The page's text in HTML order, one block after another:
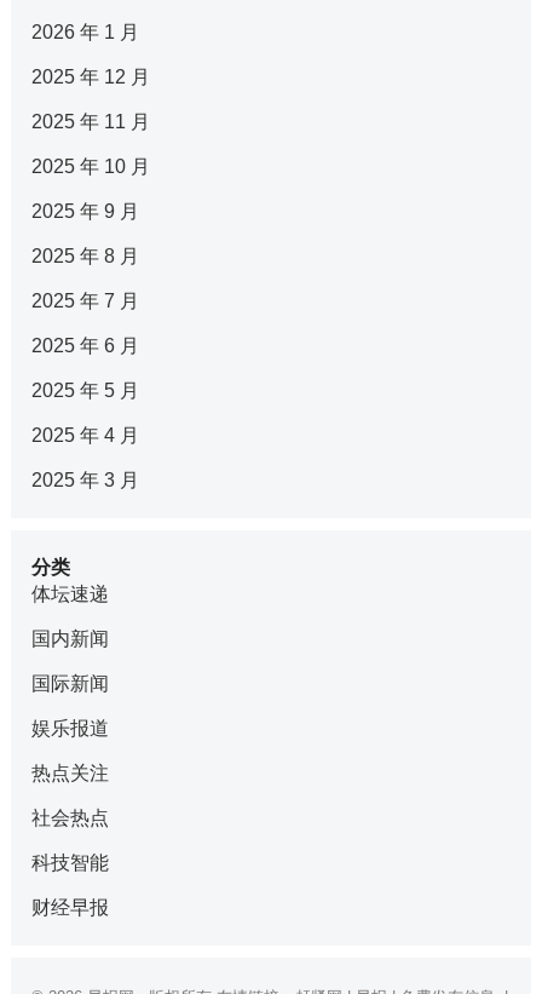
2026 年 1 月
2025 年 12 月
2025 年 11 月
2025 年 10 月
2025 年 9 月
2025 年 8 月
2025 年 7 月
2025 年 6 月
2025 年 5 月
2025 年 4 月
2025 年 3 月
分类
体坛速递
国内新闻
国际新闻
娱乐报道
热点关注
社会热点
科技智能
财经早报